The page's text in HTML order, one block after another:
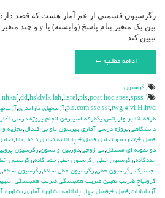
رگرسیون قسمتی از عم آمار هست که قصد دارد
تبیین کند.
ادامه مطلب ←
رگرسیون
\hdhdd
,dd,hs\dvlk,lah,lisrel,pls,post hoc,spss,spss-
pls.com,sse,sst,twg 4,vi Hlhvd
,آزمونهاي پارامتري,
طرفه,آناليز واريانس يکطرفه,اسپيرمن,انجام پروژه درسي
دانشگاهي,پروژه درسي آماري,پيرسون,تاو بي کندال,تجزيه و
فصل 4
,تجزيه و تحليل فصل 4 پايانامه ,تحليل داده رباط,
دو نمونه اي مستقل,تي زوجي,دوربين واتسون,رگرسيون
چندگانه,رگرسيون خطي,رگرسيون خطي چند گانه,رگرسيون
لجستيک,رگرسیون خطی,رگرسیون خطی ساده,رگرسیون ساده,
کرونباخ,ضريب تعيين,ضريب همبستگي,ضريب همبستگي
آزمايشات,فصل 4 ,فصل چهار پايانامه,مشاوره آماري,مشاوره